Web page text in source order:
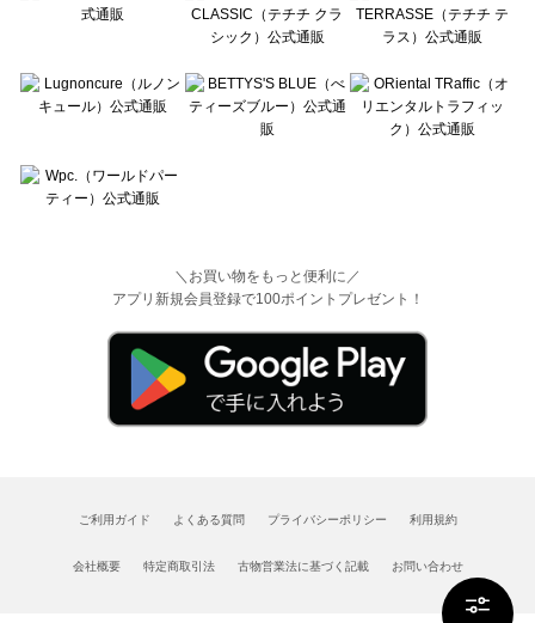
＼お買い物をもっと便利に／
アプリ新規会員登録で100ポイントプレゼント！
ご利用ガイド よくある質問 プライバシーポリシー 利用規約
会社概要 特定商取引法 古物営業法に基づく記載 お問い合わせ